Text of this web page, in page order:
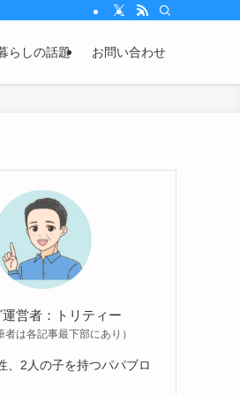
らしの話題 お問い合わせ
営者：トリティー
者は各記事最下部にあり）
、2人の子を持つパパブロ